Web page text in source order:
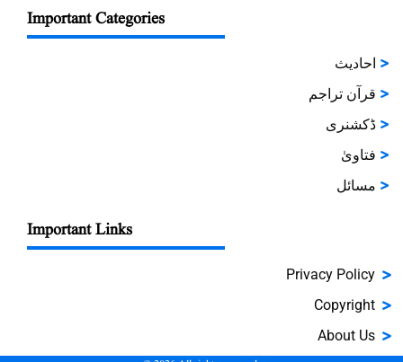
Important Categories
احادیث
قرآن تراجم
ڈکشنری
فتاویٰ
مسائل
Important Links
Privacy Policy
Copyright
About Us